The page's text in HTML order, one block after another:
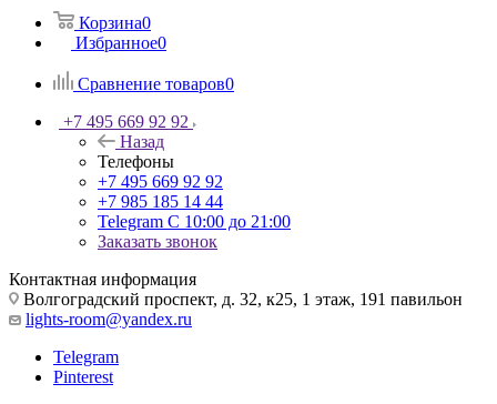
Корзина0
Избранное0
Сравнение товаров0
+7 495 669 92 92
Назад
Телефоны
+7 495 669 92 92
+7 985 185 14 44
Telegram С 10:00 до 21:00
Заказать звонок
Контактная информация
Волгоградский проспект, д. 32, к25, 1 этаж, 191 павильон
lights-room@yandex.ru
Telegram
Pinterest